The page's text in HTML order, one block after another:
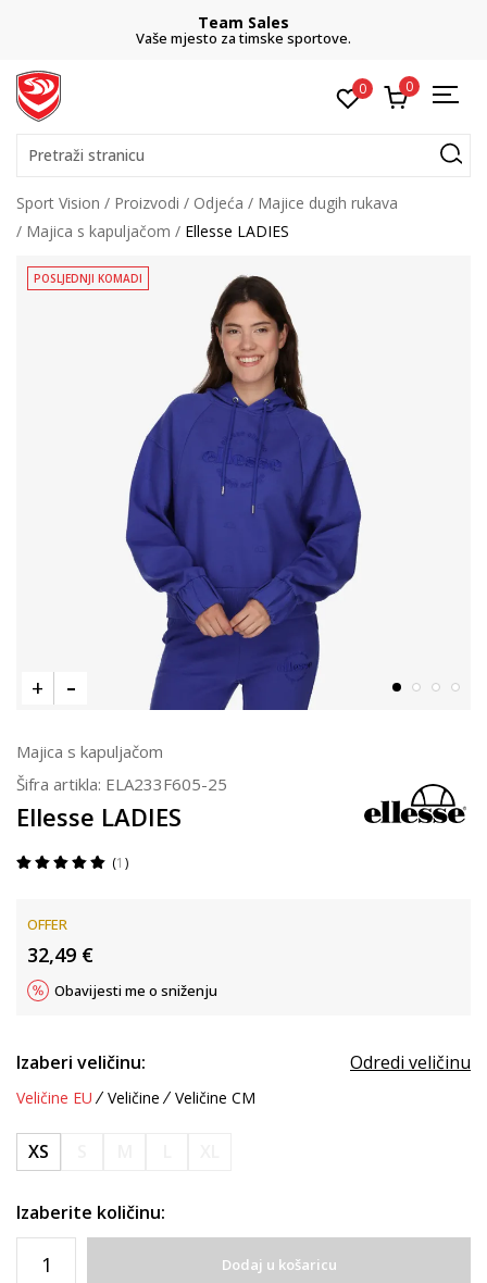
Team Sales
Vaše mjesto za timske sportove.
0 0
Pretraži stranicu
Sport Vision Proizvodi Odjeća
Majice dugih rukava
Majica s kapuljačom
Ellesse LADIES
POSLJEDNJI KOMADI
Majica s kapuljačom
Šifra artikla: ELA233F605-25
Ellesse LADIES
1
OFFER
32,49 €
Obavijesti me o sniženju
Izaberi veličinu: Odredi veličinu
Veličine EU Veličine Veličine CM
XS
Izaberite količinu:
Dodaj u košaricu